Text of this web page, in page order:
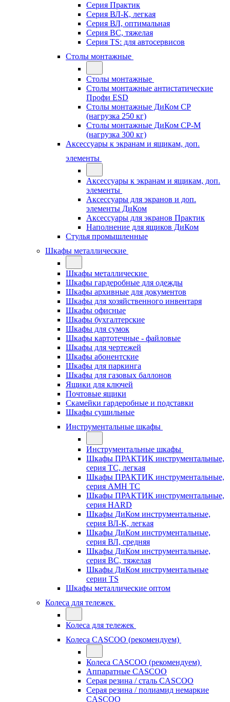
Серия Практик
Серия ВЛ-К, легкая
Серия ВЛ, оптимальная
Серия ВС, тяжелая
Серия TS: для автосервисов
Столы монтажные
Столы монтажные
Столы монтажные антистатические
Профи ESD
Столы монтажные ДиКом СР
(нагрузка 250 кг)
Столы монтажные ДиКом СР-М
(нагрузка 300 кг)
Аксессуары к экранам и ящикам, доп.
элементы
Аксессуары к экранам и ящикам, доп.
элементы
Аксессуары для экранов и доп.
элементы ДиКом
Аксессуары для экранов Практик
Наполнение для ящиков ДиКом
Стулья промышленные
Шкафы металлические
Шкафы металлические
Шкафы гардеробные для одежды
Шкафы архивные для документов
Шкафы для хозяйственного инвентаря
Шкафы офисные
Шкафы бухгалтерские
Шкафы для сумок
Шкафы картотечные - файловые
Шкафы для чертежей
Шкафы абонентские
Шкафы для паркинга
Шкафы для газовых баллонов
Ящики для ключей
Почтовые ящики
Скамейки гардеробные и подставки
Шкафы сушильные
Инструментальные шкафы
Инструментальные шкафы
Шкафы ПРАКТИК инструментальные,
серия ТC, легкая
Шкафы ПРАКТИК инструментальные,
серия AMH TC
Шкафы ПРАКТИК инструментальные,
серия HARD
Шкафы ДиКом инструментальные,
cерия ВЛ-К, легкая
Шкафы ДиКом инструментальные,
серия ВЛ, средняя
Шкафы ДиКом инструментальные,
серия ВС, тяжелая
Шкафы ДиКом инструментальные
серии TS
Шкафы металлические оптом
Колеса для тележек
Колеса для тележек
Колеса CASCOO (рекомендуем)
Колеса CASCOO (рекомендуем)
Аппаратные CASCOO
Серая резина / сталь CASCOO
Серая резина / полиамид немаркие
CASCOO